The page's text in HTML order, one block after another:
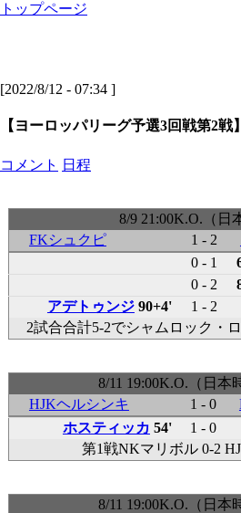
トップページ
[2022/8/12 - 07:34 ]
【ヨーロッパリーグ予選3回戦第2戦】
コメント 日程
8/9 21:00K.O.（日
FKシュクピ
1 - 2
0 - 1
0 - 2
アデトゥンジ90+4'
1 - 2
2試合合計5-2でシャムロック・
8/11 19:00K.O.（日本
HJKヘルシンキ
1 - 0
ホスティッカ 54'
1 - 0
第1戦NKマリボル 0-2
8/11 19:00K.O.（日本